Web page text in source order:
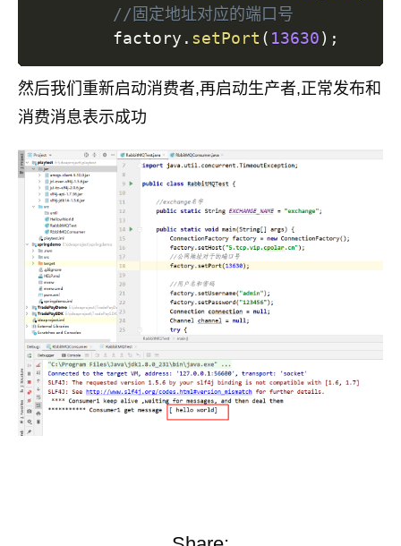
//固定地址对应的端口号
        factory
. setPort ( 13630) ;
然后我们重新启动消费者,再启动生产者,正常发布和
消费消息表示成功